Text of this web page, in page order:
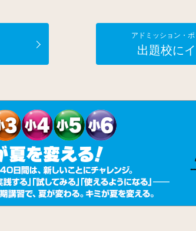
アドミッション・
出題校に